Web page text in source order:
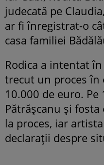
judecată pe
ar fi înregistrat-o
casa familiei
Rodica a intentat
trecut un proces în
10.000 de euro.
Pătrășcanu și
la proces, iar
declarații despre